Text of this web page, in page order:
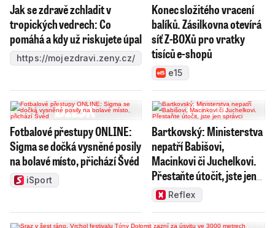
Jak se zdravě zchladit v
tropických vedrech: Co
pomáhá a kdy už riskujete úpal
https://mojezdravi.zeny.cz/
Konec složitého vracení
balíků. Zásilkovna otevírá
síť Z-BOXů pro vratky
tisíců e-shopů
e15
Fotbalové přestupy ONLINE:
Sigma se dočká vysněné posily
na bolavé místo, přichází Švéd
iSport
Bartkovský: Ministerstva
nepatří Babišovi,
Macinkovi či Juchelkovi.
Přestaňte útočit, jste jen
správci
Reflex